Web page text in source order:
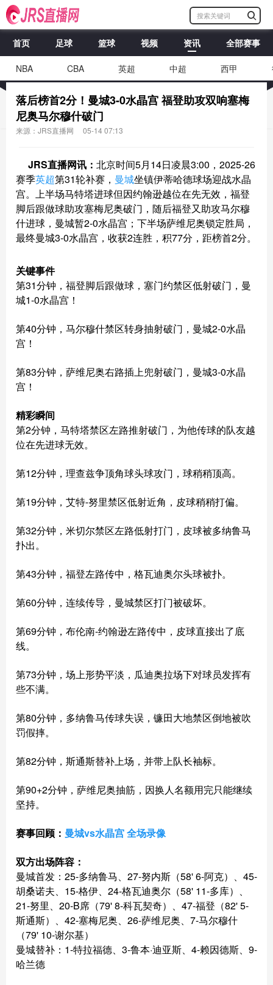
首页 足球 篮球 视频 资讯 全部赛事
NBA CBA 英超 中超 西甲
落后榜首2分！曼城3-0水晶宫 福登助攻双响塞梅
尼奥马尔穆什破门
来源：JRS直播网 05-14 07:13
JRS直播网讯： 北京时间5月14日凌晨3:00，2025-26
赛季英超第31轮补赛， 曼城坐镇伊蒂哈德球场迎战水晶
宫。上半场马特塔进球但因约翰逊越位在先无效，福登
脚后跟做球助攻塞梅尼奥破门，随后福登又助攻马尔穆
什进球，曼城暂2-0水晶宫；下半场萨维尼奥锁定胜局，
最终曼城3-0水晶宫，收获2连胜，积77分，距榜首2分。
关键事件
第31分钟，福登脚后跟做球，塞门约禁区低射破门，曼
城1-0水晶宫！
第40分钟，马尔穆什禁区转身抽射破门，曼城2-0水晶
宫！
第83分钟，萨维尼奥右路插上兜射破门，曼城3-0水晶
宫！
精彩瞬间
第2分钟，马特塔禁区左路推射破门，为他传球的队友越
位在先进球无效。
第12分钟，理查兹争顶角球头球攻门，球稍稍顶高。
第19分钟，艾特-努里禁区低射近角，皮球稍稍打偏。
第32分钟，米切尔禁区左路低射打门，皮球被多纳鲁马
扑出。
第43分钟，福登左路传中，格瓦迪奥尔头球被扑。
第60分钟，连续传导，曼城禁区打门被破坏。
第69分钟，布伦南-约翰逊左路传中，皮球直接出了底
线。
第73分钟，场上形势平淡，瓜迪奥拉场下对球员发挥有
些不满。
第80分钟，多纳鲁马传球失误，镰田大地禁区倒地被吹
罚假摔。
第82分钟，斯通斯替补上场，并带上队长袖标。
第90+2分钟，萨维尼奥抽筋，因换人名额用完只能继续
坚持。
赛事回顾： 曼城vs水晶宫 全场录像
双方出场阵容：
曼城首发：25-多纳鲁马、27-努内斯（58' 6-阿克）、45-
胡桑诺夫、15-格伊、24-格瓦迪奥尔（58' 11-多库）、
21-努里、20-B席（79' 8-科瓦契奇）、47-福登（82' 5-
斯通斯）、42-塞梅尼奥、26-萨维尼奥、7-马尔穆什
（79' 10-谢尔基）
曼城替补：1-特拉福德、3-鲁本·迪亚斯、4-赖因德斯、9-
哈兰德